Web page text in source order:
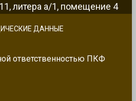
литера а/1, помещение 4
ДАННЫЕ
ответственностью ПКФ